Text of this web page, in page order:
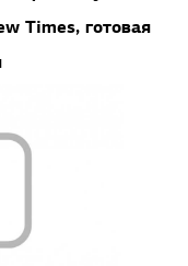
Times, готовая